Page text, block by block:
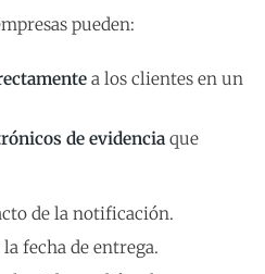
pueden:
a los clientes en un
de evidencia que
de la notificación.
fecha de entrega.